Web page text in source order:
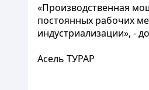
«Производственная
постоянных рабочих
индустриализации», -
Асель ТУРАР